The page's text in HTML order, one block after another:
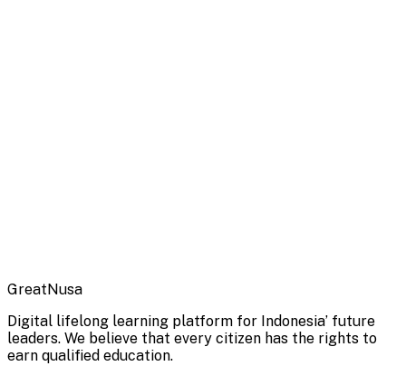
GreatNusa
Digital lifelong learning platform for Indonesia’ future
leaders. We believe that every citizen has the rights to
earn qualified education.